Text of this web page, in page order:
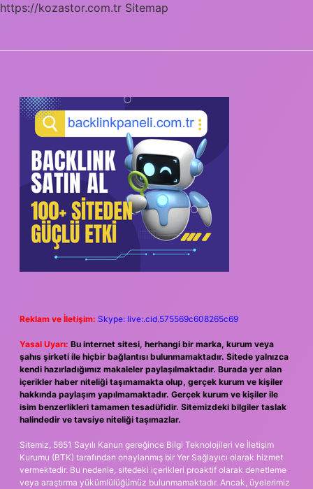
https://kozastor.com.tr Sitemap
SIDEBAR
Reklam ve İletişim: Skype: live:.cid.575569c608265c69
Yasal Uyarı: Bu internet sitesi, herhangi bir marka, kurum veya
şahıs şirketi ile hiçbir bağlantısı bulunmamaktadır. Sitede yalnızca
kendi hazırladığımız makaleler paylaşılmaktadır. Burada yer alan
içerikler haber niteliği taşımamakta olup, gerçek kurum ve kişiler
hakkında paylaşım yapılmamaktadır. Gerçek kurum ve kişiler ile
isim benzerlikleri tamamen tesadüfidir. Sitemizdeki bilgiler taslak
halindedir ve tavsiye niteliği taşımazlar.
Sitemiz, 5651 Sayılı Kanun gereğince Bilgi Teknolojileri ve İletişim
Kurumu (BTK) tarafından onaylanmış bir Yer Sağlayıcı olarak hizmet
vermektedir. Bu nedenle, sitedeki içerikleri proaktif olarak denetleme
veya araştırma yükümlülüğümüz bulunmamaktadır. Ancak, üyelerimiz